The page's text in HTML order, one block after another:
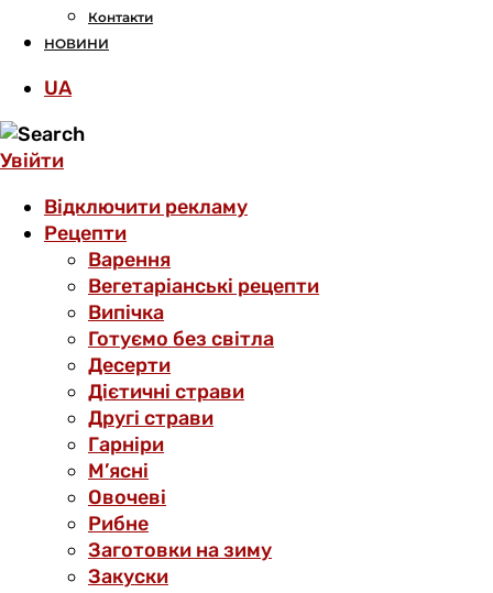
Контакти
НОВИНИ
UA
Увійти
Відключити рекламу
Рецепти
Варення
Вегетаріанські рецепти
Випічка
Готуємо без світла
Десерти
Дієтичні страви
Другі страви
Гарніри
М’ясні
Овочеві
Рибне
Заготовки на зиму
Закуски